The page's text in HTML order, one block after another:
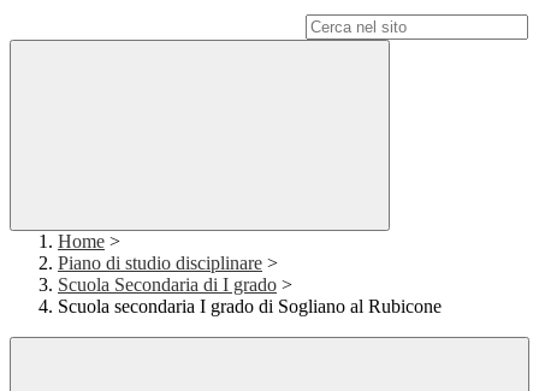
Home >
Piano di studio disciplinare >
Scuola Secondaria di I grado >
Scuola secondaria I grado di Sogliano al Rubicone